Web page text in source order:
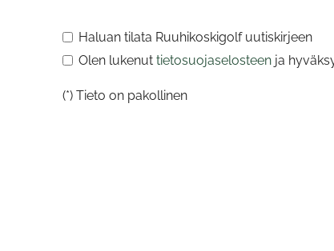
Haluan tilata Ruuhikoskigolf uutiskirjeen
Olen lukenut tietosuojaselosteen ja
(*) Tieto on pakollinen